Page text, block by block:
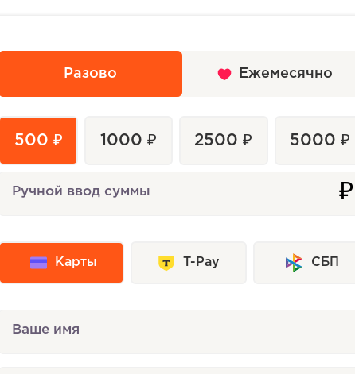
Разово Ежемесячно
500 ₽ 1000 ₽ 2500 ₽ 5000 ₽
Ручной ввод суммы ₽
Карты T-Pay СБП
Ваше имя